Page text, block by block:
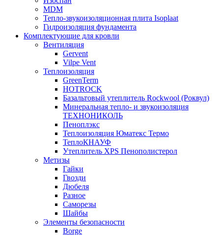
MDM
Тепло-звукоизоляционная плита Isoplaat
Гидроизоляция фундамента
Комплектующие для кровли
Вентиляция
Gervent
Vilpe Vent
Теплоизоляция
GreenTerm
HOTROCK
Базальтовый утеплитель Rockwool (Роквул)
Минеральная тепло- и звукоизоляция
ТЕХНОНИКОЛЬ
Пеноплэкс
Теплоизоляция Юматекс Термо
ТеплоКНАУФ
Утеплитель XPS Пенополистерол
Метизы
Гайки
Гвозди
Дюбеля
Разное
Саморезы
Шайбы
Элементы безопасности
Borge